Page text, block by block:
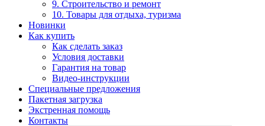
9. Строительство и ремонт
10. Товары для отдыха, туризма
Новинки
Как купить
Как сделать заказ
Условия доставки
Гарантия на товар
Видео-инструкции
Специальные предложения
Пакетная загрузка
Экстренная помощь
Контакты